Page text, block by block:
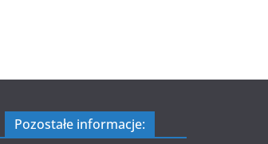
Pozostałe informacje: